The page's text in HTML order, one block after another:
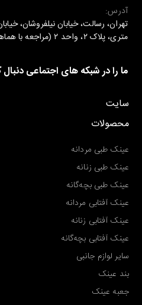
آدرس:
تهران، رسالت، خیابان نیلفروشان،
متری، پلاک ۲، واحد ۲ (مراجعه با هماهنگی قبلی)
ما را در شبکه های اجتماعی دنبال
سایت
محصولات
عینک طبی مردانه
عینک طبی زنانه
عینک طبی بچه‌گانه
عینک آفتابی مردانه
عینک آفتابی زنانه
عینک آفتابی بچه‌گانه
سایر لوازم جانبی
بند عینک
جعبه عینک